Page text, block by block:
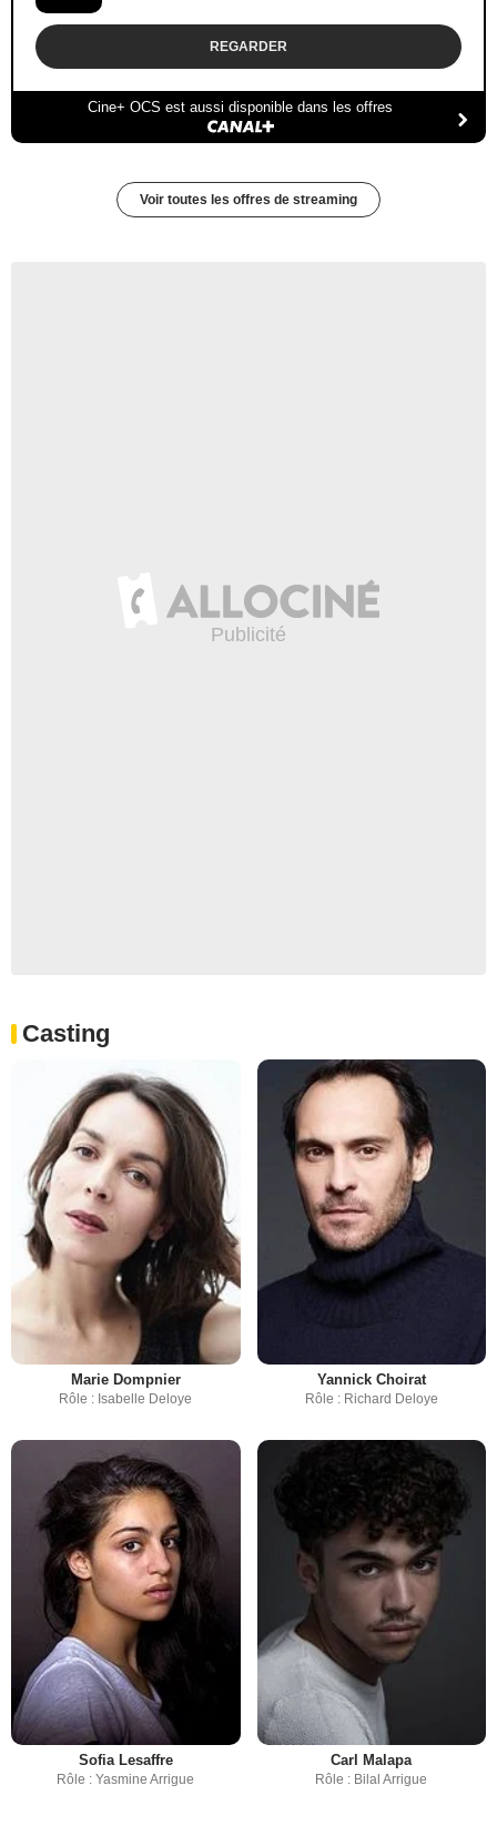
REGARDER
Cine+ OCS est aussi disponible dans les offres
Voir toutes les offres de streaming
Casting
Marie Dompnier
Rôle : Isabelle Deloye
Yannick Choirat
Rôle : Richard Deloye
Sofia Lesaffre
Rôle : Yasmine Arrigue
Carl Malapa
Rôle : Bilal Arrigue